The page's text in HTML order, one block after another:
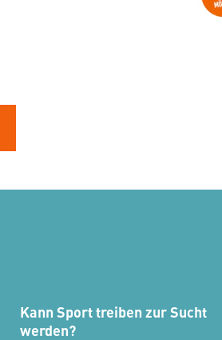
Kann Sport treiben zur Sucht
werden?